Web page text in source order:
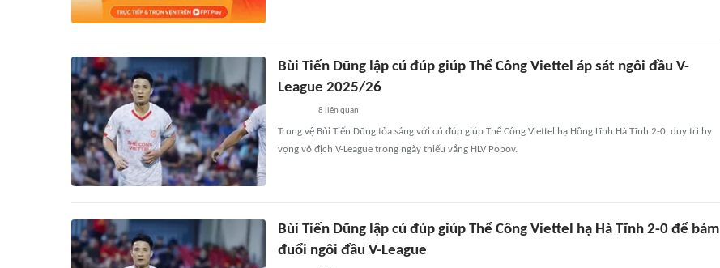
Bùi Tiến Dũng lập cú đúp giúp Thể Công Viettel áp sát ngôi đầu V-
League 2025/26
8 liên quan
Trung vệ Bùi Tiến Dũng tỏa sáng với cú đúp giúp Thể Công Viettel hạ Hồng Lĩnh Hà Tĩnh 2-0, duy trì hy
vọng vô địch V-League trong ngày thiếu vắng HLV Popov.
Bùi Tiến Dũng lập cú đúp giúp Thể Công Viettel hạ Hà Tĩnh 2-0 để bám
đuổi ngôi đầu V-League